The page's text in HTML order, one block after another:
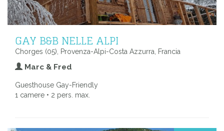
GAY B&B NELLE ALPI
Chorges (05), Provenza-Alpi-Costa Azzurra, Francia
Marc & Fred
Guesthouse Gay-Friendly
1 camere • 2 pers. max.